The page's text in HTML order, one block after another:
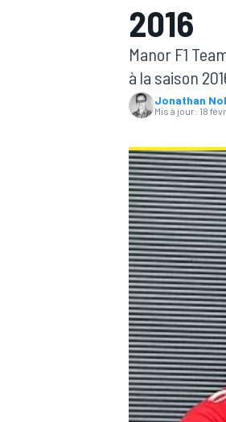
WRC
2016
Manor F1
à la saison
Jonathan
Mis à jour: 18